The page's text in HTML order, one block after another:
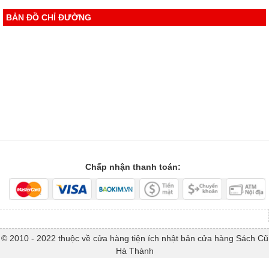
BẢN ĐỒ CHỈ ĐƯỜNG
Chấp nhận thanh toán:
© 2010 - 2022 thuộc về cửa hàng tiện ích nhật bản cửa hàng Sách Cũ
Hà Thành